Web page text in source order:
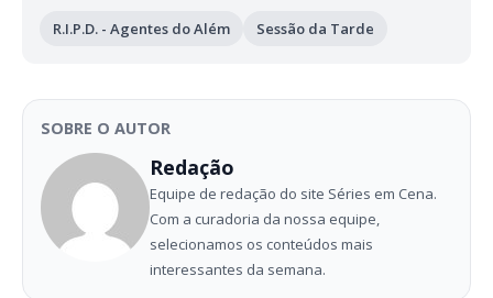
R.I.P.D. - Agentes do Além Sessão da Tarde
SOBRE O AUTOR
Redação
Equipe de redação do site Séries em Cena.
Com a curadoria da nossa equipe,
selecionamos os conteúdos mais
interessantes da semana.